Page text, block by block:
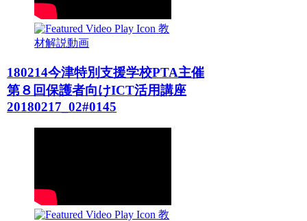
教
材解説動画
180214今津特別支援学校PTA主催
第８回保護者向けICT活用講座
20180217_02#0145
教